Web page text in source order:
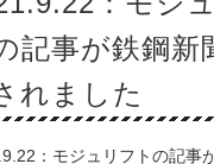
記事が鉄鋼新
れました
：モジュリフトの記事